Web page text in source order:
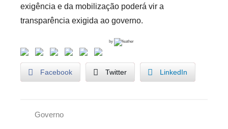
exigência e da mobilização poderá vir a
transparência exigida ao governo.
by
Facebook Twitter LinkedIn
Governo